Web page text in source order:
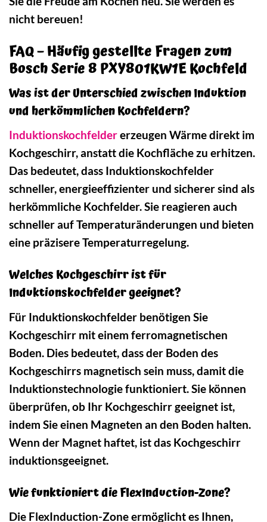
nicht bereuen!
FAQ – Häufig gestellte Fragen zum
Bosch Serie 8 PXY801KW1E Kochfeld
Was ist der Unterschied zwischen Induktion
und herkömmlichen Kochfeldern?
Induktionskochfeldererzeugen Wärme direkt im
Kochgeschirr, anstatt die Kochfläche zu erhitzen.
Das bedeutet, dass Induktionskochfelder
schneller, energieeffizienter und sicherer sind als
herkömmliche Kochfelder. Sie reagieren auch
schneller auf Temperaturänderungen und bieten
eine präzisere Temperaturregelung.
Welches Kochgeschirr ist für
Induktionskochfelder geeignet?
Für Induktionskochfelder benötigen Sie
Kochgeschirr mit einem ferromagnetischen
Boden. Dies bedeutet, dass der Boden des
Kochgeschirrs magnetisch sein muss, damit die
Induktionstechnologie funktioniert. Sie können
überprüfen, ob Ihr Kochgeschirr geeignet ist,
indem Sie einen Magneten an den Boden halten.
Wenn der Magnet haftet, ist das Kochgeschirr
induktionsgeeignet.
Wie funktioniert die FlexInduction-Zone?
Die FlexInduction-Zone ermöglicht es Ihnen,